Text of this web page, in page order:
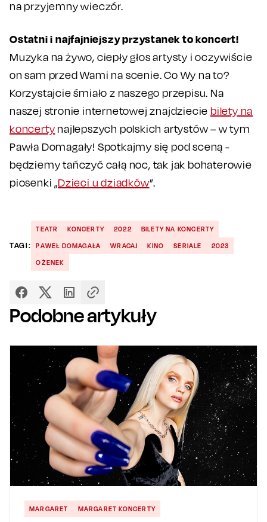
na przyjemny wieczór.
Ostatni i najfajniejszy przystanek to koncert!
Muzyka na żywo, ciepły głos artysty i oczywiście
on sam przed Wami na scenie. Co Wy na to?
Korzystajcie śmiało z naszego przepisu. Na
naszej stronie internetowej znajdziecie bilety na
koncerty najlepszych polskich artystów – w tym
Pawła Domagały! Spotkajmy się pod sceną -
będziemy tańczyć całą noc, tak jak bohaterowie
piosenki „Dzieci u dziadków”.
TAGI:
TEATR KONCERTY 2022
BILETY NA KONCERTY
PAWEŁ DOMAGAŁA
WRACAJ KINO SERIALE
2023
OŻENEK
Podobne artykuły
MARGARET MARGARET KONCERTY